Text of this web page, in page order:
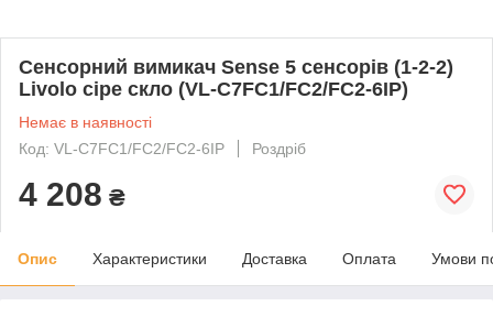
Сенсорний вимикач Sense 5 сенсорів (1-2-2)
Livolo сіре скло (VL-C7FC1/FC2/FC2-6IP)
Немає в наявності
Код: VL-C7FC1/FC2/FC2-6IP
Роздріб
4 208 ₴
Опис Характеристики Доставка Оплата Умови